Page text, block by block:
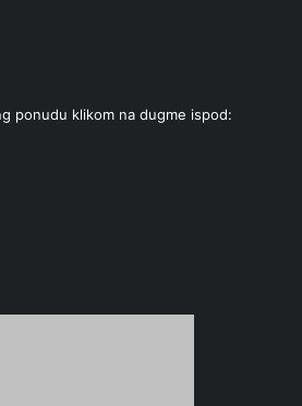
ponudu klikom na dugme ispod: